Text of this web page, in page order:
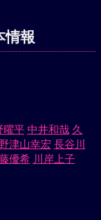
情報
曜平 中井和哉 久
津山幸宏 長谷川
優希 川岸上子